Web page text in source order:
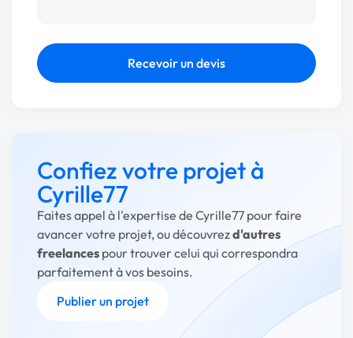
Recevoir un devis
Confiez votre projet à
Cyrille77
Faites appel à l'expertise de Cyrille77 pour faire
avancer votre projet, ou découvrezd'autres
freelances pour trouver celui qui correspondra
parfaitement à vos besoins.
Publier un projet